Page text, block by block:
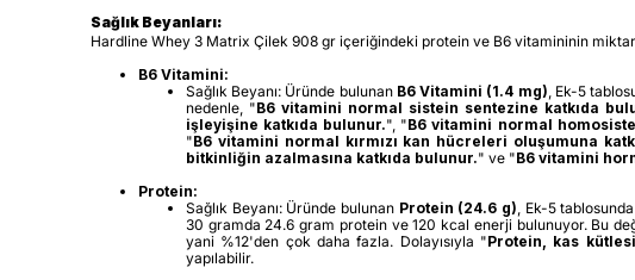
Sağlık Beyanları:
Hardline Whey 3 Matrix Çilek 908 gr içeriğindeki protein ve B6 vitamininin
B6 Vitamini:
Sağlık Beyanı: Üründe bulunan B6 Vitamini (1.4 mg) , Ek-5
nedenle, "B6 vitamini normal sistein sentezine katkıda
işleyişine katkıda bulunur.", "B6 vitamini normal
"B6 vitamini normal kırmızı kan hücreleri oluşumuna
bitkinliğin azalmasına katkıda bulunur." ve "B6 vitamini
Protein:
Sağlık Beyanı: Üründe bulunan Protein (24.6 g) , Ek-5
30 gramda 24.6 gram protein ve 120 kcal enerji bulunuyor. Bu
yani %12'den çok daha fazla. Dolayısıyla "Protein, kas
yapılabilir.